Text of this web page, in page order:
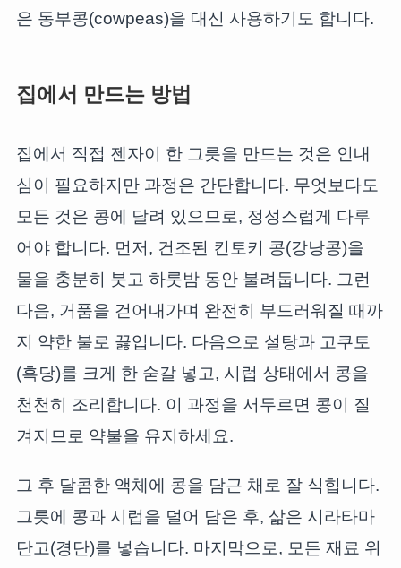
은 동부콩(cowpeas)을 대신 사용하기도 합니다.
집에서 만드는 방법
집에서 직접 젠자이 한 그릇을 만드는 것은 인내
심이 필요하지만 과정은 간단합니다. 무엇보다도
모든 것은 콩에 달려 있으므로, 정성스럽게 다루
어야 합니다. 먼저, 건조된 킨토키 콩(강낭콩)을
물을 충분히 붓고 하룻밤 동안 불려둡니다. 그런
다음, 거품을 걷어내가며 완전히 부드러워질 때까
지 약한 불로 끓입니다. 다음으로 설탕과 고쿠토
(흑당)를 크게 한 숟갈 넣고, 시럽 상태에서 콩을
천천히 조리합니다. 이 과정을 서두르면 콩이 질
겨지므로 약불을 유지하세요.
그 후 달콤한 액체에 콩을 담근 채로 잘 식힙니다.
그릇에 콩과 시럽을 덜어 담은 후, 삶은 시라타마
단고(경단)를 넣습니다. 마지막으로, 모든 재료 위